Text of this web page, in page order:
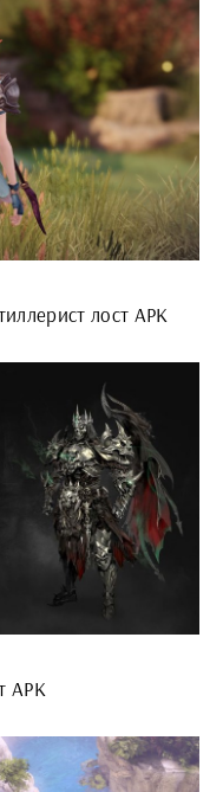
лост АРК
АРК